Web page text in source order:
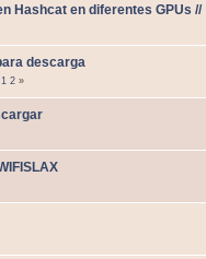
Hashcat en diferentes GPUs //
descarga
1 2»